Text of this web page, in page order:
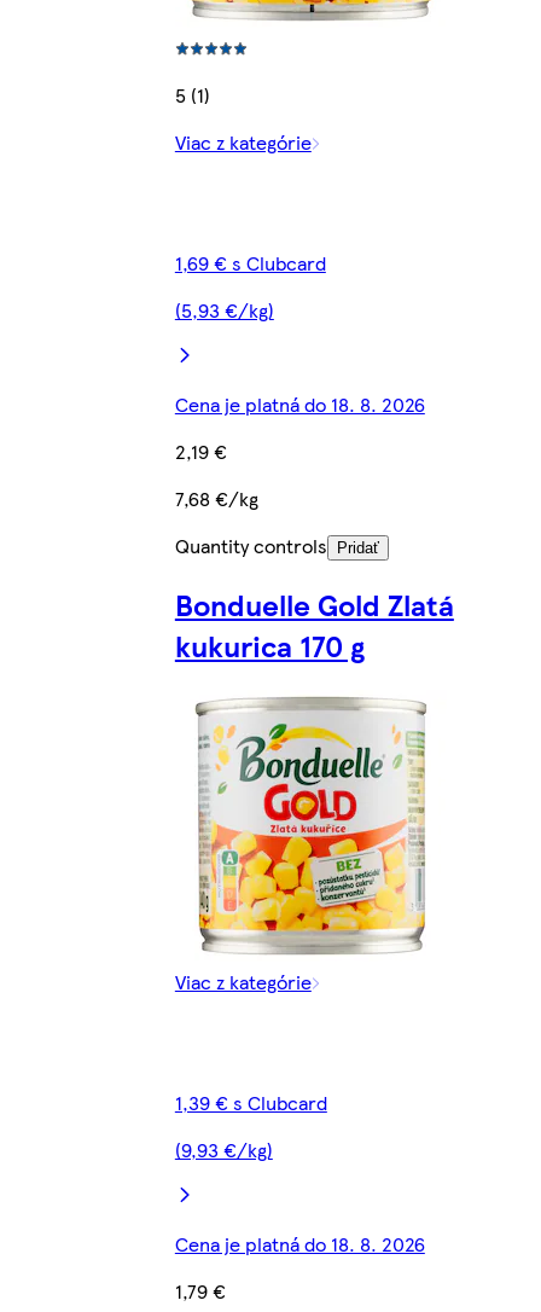
5 (1)
Viac z kategórie
1,69 € s Clubcard
(5,93 €/kg)
Cena je platná do 18. 8. 2026
2,19 €
7,68 €/kg
Quantity controls
Pridať
Bonduelle Gold Zlatá
kukurica 170 g
Viac z kategórie
1,39 € s Clubcard
(9,93 €/kg)
Cena je platná do 18. 8. 2026
1,79 €